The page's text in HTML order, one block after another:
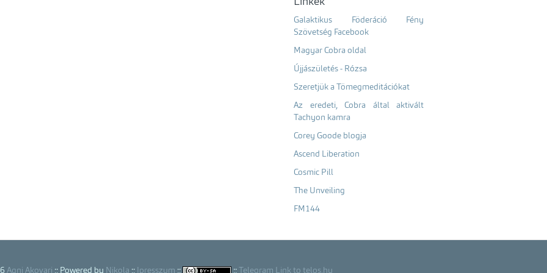
Galaktikus Föderáció Fény
Szövetség Facebook
Magyar Cobra oldal
Újjászületés - Rózsa
Szeretjük a Tömegmeditációkat
Az eredeti, Cobra által aktivált
Tachyon kamra
Corey Goode blogja
Ascend Liberation
Cosmic Pill
The Unveiling
FM144
Agni Akovari :: Powered by Nikola :: Ipresszum :: :: Telegram Link to telos.hu